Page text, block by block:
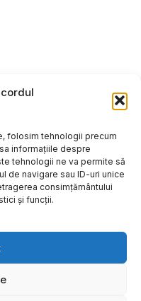
folosim tehnologii precum
informațiile despre
tehnologii ne va permite să
de navigare sau ID-uri unice
consimțământului
și funcții.